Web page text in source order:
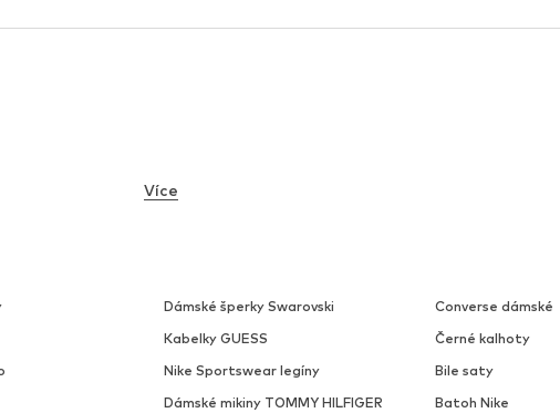
Dámské šperky Swarovski
Converse dámské
Kabelky GUESS
Černé kalhoty
Nike Sportswear legíny
Bile saty
Dámské mikiny TOMMY HILFIGER
Batoh Nike
Více